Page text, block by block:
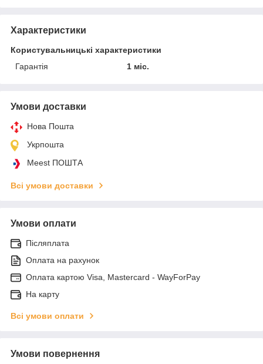
Характеристики
Користувальницькі характеристики
Гарантія
1 міс.
Умови доставки
Нова Пошта
Укрпошта
Meest ПОШТА
Всі умови доставки
Умови оплати
Післяплата
Оплата на рахунок
Оплата картою Visa, Mastercard - WayForPay
На карту
Всі умови оплати
Умови повернення